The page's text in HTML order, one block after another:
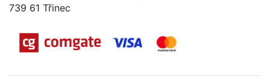
739 61 Třinec